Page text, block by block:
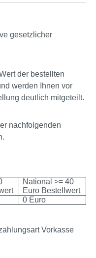
gesetzlicher
der bestellten
werden Ihnen vor
deutlich mitgeteilt.
nachfolgenden
National >= 40
Euro Bestellwert
0 Euro
Vorkasse